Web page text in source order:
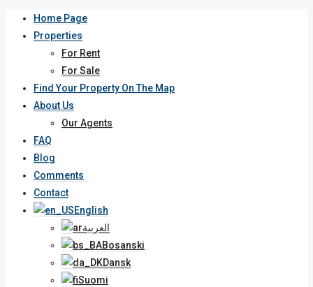
Home Page
Properties
For Rent
For Sale
Find Your Property On The Map
About Us
Our Agents
FAQ
Blog
Comments
Contact
English
العربية
Bosanski
Dansk
Suomi